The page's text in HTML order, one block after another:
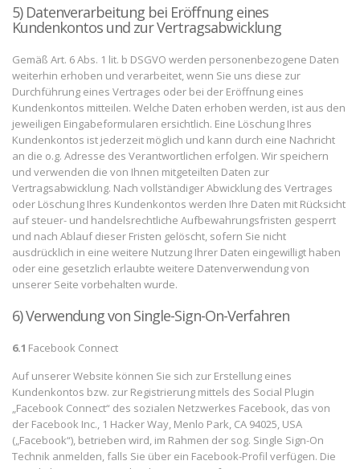
5) Datenverarbeitung bei Eröffnung eines
Kundenkontos und zur Vertragsabwicklung
Gemäß Art. 6 Abs. 1 lit. b DSGVO werden personenbezogene Daten
weiterhin erhoben und verarbeitet, wenn Sie uns diese zur
Durchführung eines Vertrages oder bei der Eröffnung eines
Kundenkontos mitteilen. Welche Daten erhoben werden, ist aus den
jeweiligen Eingabeformularen ersichtlich. Eine Löschung Ihres
Kundenkontos ist jederzeit möglich und kann durch eine Nachricht
an die o.g. Adresse des Verantwortlichen erfolgen. Wir speichern
und verwenden die von Ihnen mitgeteilten Daten zur
Vertragsabwicklung. Nach vollständiger Abwicklung des Vertrages
oder Löschung Ihres Kundenkontos werden Ihre Daten mit Rücksicht
auf steuer- und handelsrechtliche Aufbewahrungsfristen gesperrt
und nach Ablauf dieser Fristen gelöscht, sofern Sie nicht
ausdrücklich in eine weitere Nutzung Ihrer Daten eingewilligt haben
oder eine gesetzlich erlaubte weitere Datenverwendung von
unserer Seite vorbehalten wurde.
6) Verwendung von Single-Sign-On-Verfahren
6.1 Facebook Connect
Auf unserer Website können Sie sich zur Erstellung eines
Kundenkontos bzw. zur Registrierung mittels des Social Plugin
„Facebook Connect“ des sozialen Netzwerkes Facebook, das von
der Facebook Inc., 1 Hacker Way, Menlo Park, CA 94025, USA
(„Facebook“), betrieben wird, im Rahmen der sog. Single Sign-On
Technik anmelden, falls Sie über ein Facebook-Profil verfügen. Die